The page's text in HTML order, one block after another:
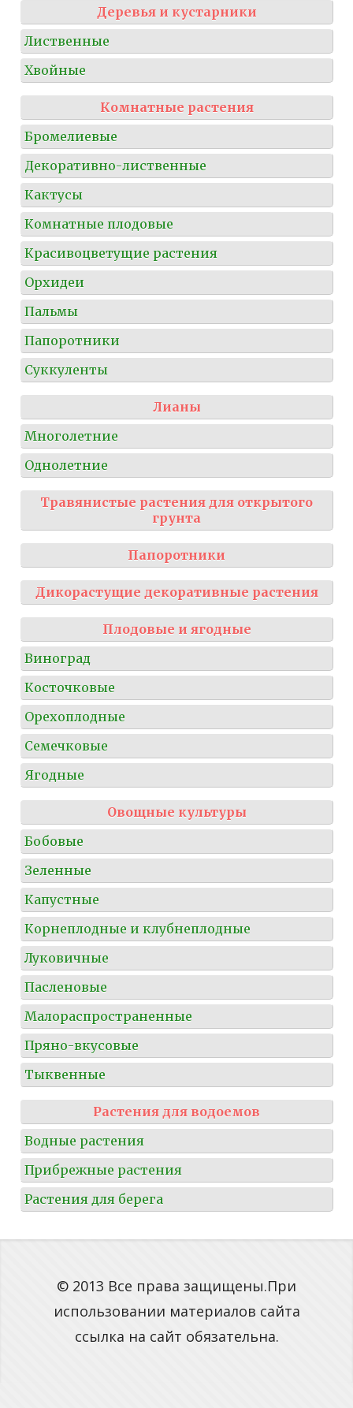
Деревья и кустарники
Лиственные
Хвойные
Комнатные растения
Бромелиевые
Декоративно-лиственные
Кактусы
Комнатные плодовые
Красивоцветущие растения
Орхидеи
Пальмы
Папоротники
Суккуленты
Лианы
Многолетние
Однолетние
Травянистые растения для открытого
грунта
Папоротники
Дикорастущие декоративные растения
Плодовые и ягодные
Виноград
Косточковые
Орехоплодные
Семечковые
Ягодные
Овощные культуры
Бобовые
Зеленные
Капустные
Корнеплодные и клубнеплодные
Луковичные
Пасленовые
Малораспространенные
Пряно-вкусовые
Тыквенные
Растения для водоемов
Водные растения
Прибрежные растения
Растения для берега
© 2013 Все права защищены.При
использовании материалов сайта
ссылка на сайт обязательна.